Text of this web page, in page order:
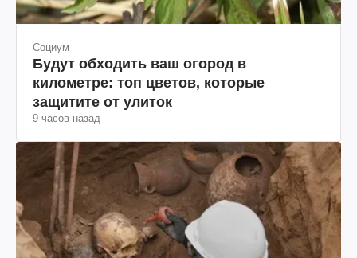
Социум
Будут обходить ваш огород в
километре: топ цветов, которые
защитите от улиток
9 часов назад